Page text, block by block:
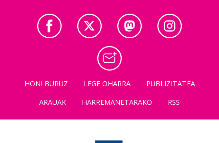
HONI BURUZ LEGE OHARRA
PUBLIZITATEA
ARAUAK
HARREMANETARAKO RSS